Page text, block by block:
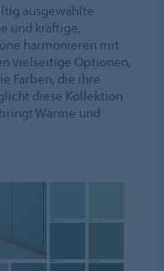
ausgewählte
und kräftige,
harmonieren mit
vielseitige Optionen,
Farben, die ihre
diese Kollektion
Wärme und